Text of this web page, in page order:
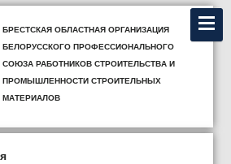
Брестская областная организация
Белорусского профессионального
союза работников строительства и
промышленности строительных
материалов